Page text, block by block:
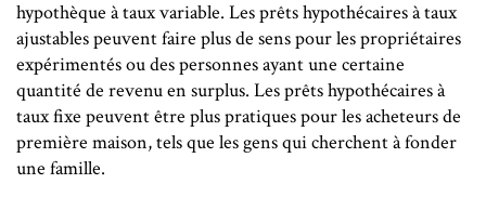
hypothèque à taux variable. Les prêts hypothécaires à taux
ajustables peuvent faire plus de sens pour les propriétaires
expérimentés ou des personnes ayant une certaine
quantité de revenu en surplus. Les prêts hypothécaires à
taux fixe peuvent être plus pratiques pour les acheteurs de
première maison, tels que les gens qui cherchent à fonder
une famille.